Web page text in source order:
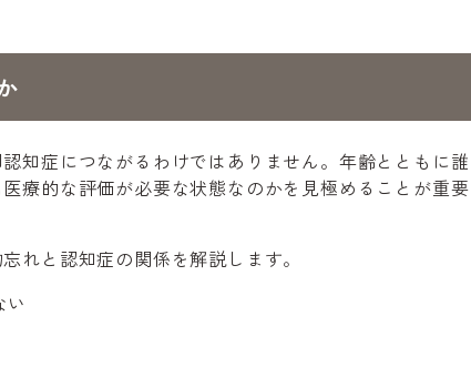
知症につながるわけではありません。年齢とともに
療的な評価が必要な状態なのかを見極めることが重
れと認知症の関係を解説します。
い